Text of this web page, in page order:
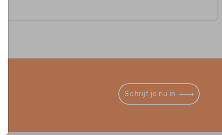
Schrijf je nu in